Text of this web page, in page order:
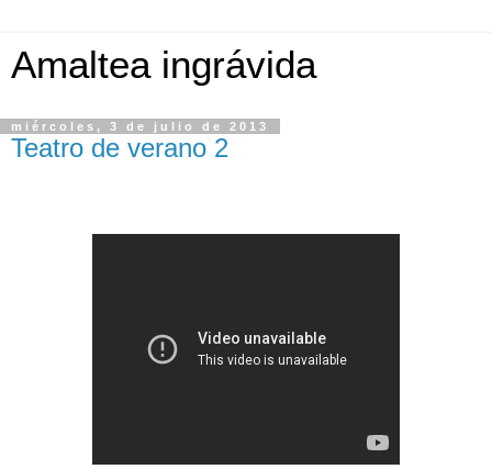
Amaltea ingrávida
miércoles, 3 de julio de 2013
Teatro de verano 2